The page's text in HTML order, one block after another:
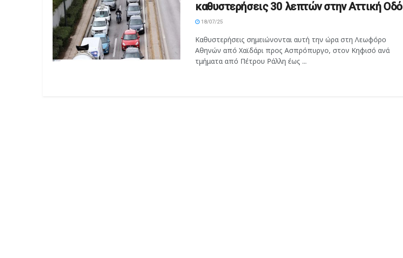
καθυστερήσεις 30 λεπτών στην Αττική Οδό
18/07/25
Καθυστερήσεις σημειώνονται αυτή την ώρα στη Λεωφόρο
Αθηνών από Χαϊδάρι προς Ασπρόπυργο, στον Κηφισό ανά
τμήματα από Πέτρου Ράλλη έως ...